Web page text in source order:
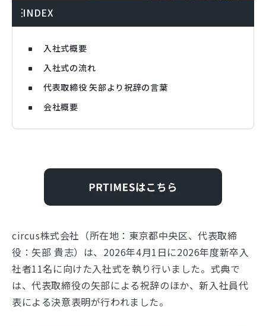
INDEX
入社式概要
入社式の流れ
代表取締役 矢部より祝辞の言葉
会社概要
circus株式会社（所在地：東京都中央区、代表取締
役：⽮部 貴志）は、2026年4月1日に2026年度新卒入
社者11名に向けた入社式を執り行いました。式典で
は、代表取締役の矢部による祝辞のほか、新入社員代
表による決意表明が行われました。